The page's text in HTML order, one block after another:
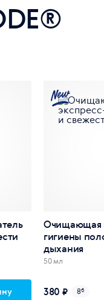
Очищающая
гигиены
дыхания
50 мл
380 ₽ 8б